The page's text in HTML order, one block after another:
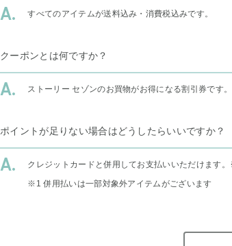
すべてのアイテムが送料込み・消費税込みです。
クーポンとは何ですか？
ストーリー セゾンのお買物がお得になる割引券です
ポイントが足りない場合はどうしたらいいですか？
クレジットカードと併用してお支払いいただけます。
※1 併用払いは一部対象外アイテムがございます